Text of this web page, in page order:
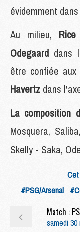
évidemment
Au milieu, Rice
Odegaard dans
être confiée
Havertz dans
La composition
Mosquera,
Skelly - Saka,
#PSG/Arsenal
Match :
samedi 30